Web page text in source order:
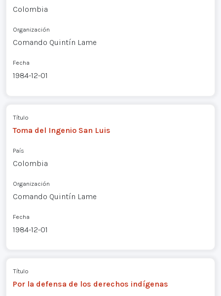
Colombia
Organización
Comando Quintín Lame
Fecha
1984-12-01
Título
Toma del Ingenio San Luis
País
Colombia
Organización
Comando Quintín Lame
Fecha
1984-12-01
Título
Por la defensa de los derechos indígenas